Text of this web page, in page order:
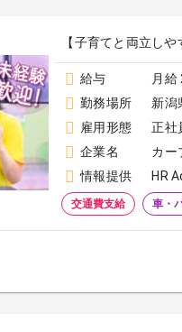
【子育てと両立し
給与
月給
勤務場所
新潟
雇用形態
正社
企業名
カー
情報提供
HR
交通費支給 車・